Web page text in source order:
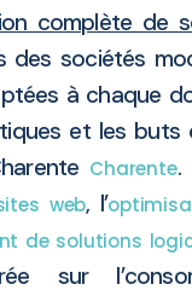
complète de
sociétés
à chaque
et les buts
Charente.
web, l’
de solutions
sur